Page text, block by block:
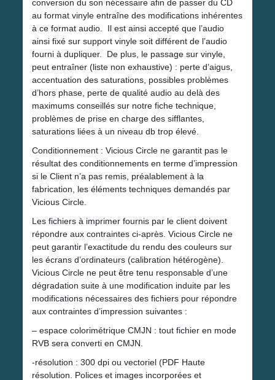
conversion du son nécessaire afin de passer du CD
au format vinyle entraîne des modifications inhérentes
à ce format audio. Il est ainsi accepté que l’audio
ainsi fixé sur support vinyle soit différent de l’audio
fourni à dupliquer. De plus, le passage sur vinyle,
peut entraîner (liste non exhaustive) : perte d’aigus,
accentuation des saturations, possibles problèmes
d’hors phase, perte de qualité audio au delà des
maximums conseillés sur notre fiche technique,
problèmes de prise en charge des sifflantes,
saturations liées à un niveau db trop élevé.
Conditionnement : Vicious Circle ne garantit pas le
résultat des conditionnements en terme d’impression
si le Client n’a pas remis, préalablement à la
fabrication, les éléments techniques demandés par
Vicious Circle.
Les fichiers à imprimer fournis par le client doivent
répondre aux contraintes ci-après. Vicious Circle ne
peut garantir l’exactitude du rendu des couleurs sur
les écrans d’ordinateurs (calibration hétérogène).
Vicious Circle ne peut être tenu responsable d’une
dégradation suite à une modification induite par les
modifications nécessaires des fichiers pour répondre
aux contraintes d’impression suivantes :
– espace colorimétrique CMJN : tout fichier en mode
RVB sera converti en CMJN.
-résolution : 300 dpi ou vectoriel (PDF Haute
résolution. Polices et images incorporées et